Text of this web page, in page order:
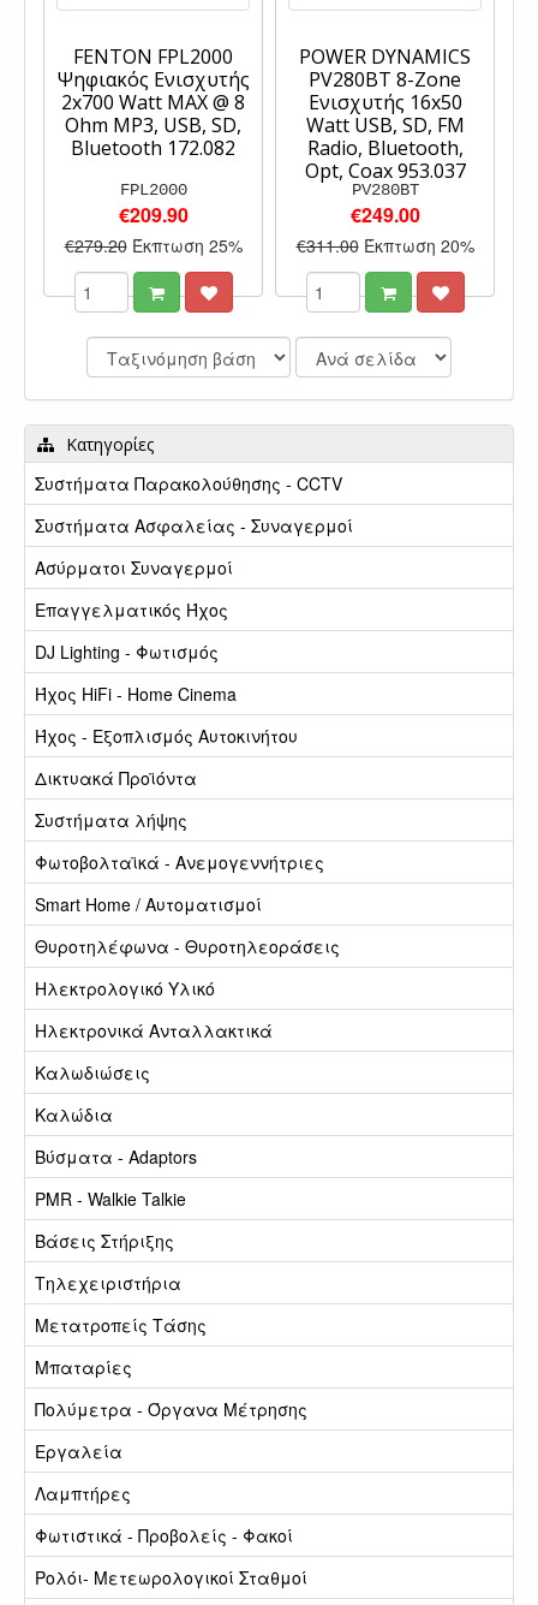
FENTON FPL2000
Ψηφιακός Ενισχυτής
2x700 Watt MAX @ 8
Ohm MP3, USB, SD,
Bluetooth 172.082
FPL2000
€209.90
€279.20 Έκπτωση 25%
POWER DYNAMICS
PV280BT 8-Zone
Eνισχυτής 16x50
Watt USB, SD, FM
Radio, Bluetooth,
Opt, Coax 953.037
PV280BT
€249.00
€311.00 Έκπτωση 20%
Κατηγορίες
Συστήματα Παρακολούθησης - CCTV
Συστήματα Ασφαλείας - Συναγερμοί
Ασύρματοι Συναγερμοί
Επαγγελματικός Ήχος
DJ Lighting - Φωτισμός
Ήχος HiFi - Home Cinema
Ήχος - Εξοπλισμός Αυτοκινήτου
Δικτυακά Προϊόντα
Συστήματα λήψης
Φωτοβολταϊκά - Ανεμογεννήτριες
Smart Home / Αυτοματισμοί
Θυροτηλέφωνα - Θυροτηλεοράσεις
Ηλεκτρολογικό Υλικό
Ηλεκτρονικά Ανταλλακτικά
Καλωδιώσεις
Καλώδια
Βύσματα - Adaptors
PMR - Walkie Talkie
Βάσεις Στήριξης
Τηλεχειριστήρια
Μετατροπείς Τάσης
Μπαταρίες
Πολύμετρα - Όργανα Μέτρησης
Εργαλεία
Λαμπτήρες
Φωτιστικά - Προβολείς - Φακοί
Ρολόι- Μετεωρολογικοί Σταθμοί